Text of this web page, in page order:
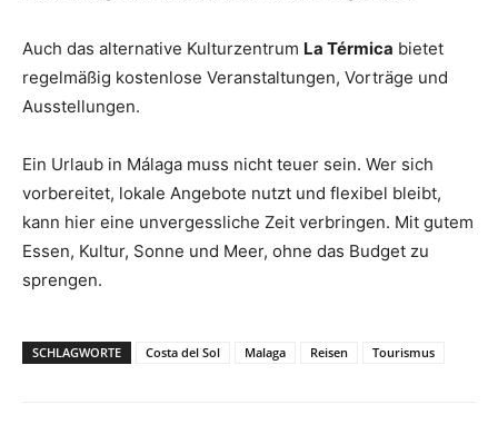
Auch das alternative Kulturzentrum La Térmica bietet
regelmäßig kostenlose Veranstaltungen, Vorträge und
Ausstellungen.
Ein Urlaub in Málaga muss nicht teuer sein. Wer sich
vorbereitet, lokale Angebote nutzt und flexibel bleibt,
kann hier eine unvergessliche Zeit verbringen. Mit gutem
Essen, Kultur, Sonne und Meer, ohne das Budget zu
sprengen.
SCHLAGWORTE Costa del Sol Malaga Reisen Tourismus